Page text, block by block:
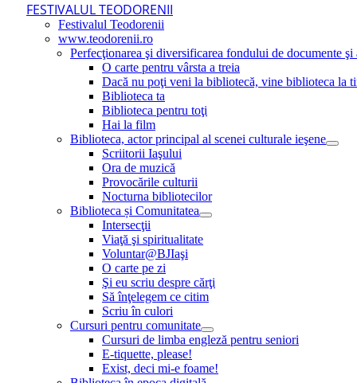
FESTIVALUL TEODORENII
Festivalul Teodorenii
www.teodorenii.ro
Perfecţionarea şi diversificarea fondului de documente
O carte pentru vârsta a treia
Dacă nu poţi veni la bibliotecă, vine biblioteca la
Biblioteca ta
Biblioteca pentru toţi
Hai la film
Biblioteca, actor principal al scenei culturale ieşene
Scriitorii Iaşului
Ora de muzică
Provocările culturii
Nocturna bibliotecilor
Biblioteca și Comunitatea
Intersecţii
Viaţă şi spiritualitate
Voluntar@BJIaşi
O carte pe zi
Şi eu scriu despre cărţi
Să înţelegem ce citim
Scriu în culori
Cursuri pentru comunitate
Cursuri de limba engleză pentru seniori
E-tiquette, please!
Exist, deci mi-e foame!